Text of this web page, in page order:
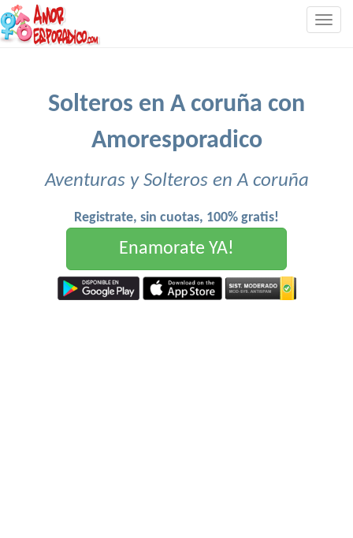
Solteros en A coruña con
Amoresporadico
Aventuras y Solteros en A coruña
Registrate, sin cuotas, 100% gratis!
Enamorate YA!